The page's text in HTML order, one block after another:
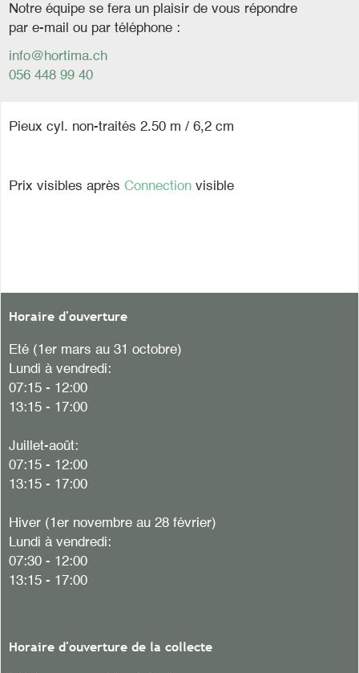
Notre équipe se fera un plaisir de vous répondre
par e-mail ou par téléphone :
info@hortima.ch
056 448 99 40
Pieux cyl. non-traités 2.50 m / 6,2 cm
Prix visibles après Connection visible
Horaire d'ouverture
Eté (1er mars au 31 octobre)
Lundi à vendredi:
07:15 - 12:00
13:15 - 17:00
Juillet-août:
07:15 - 12:00
13:15 - 17:00
Hiver (1er novembre au 28 février)
Lundi à vendredi:
07:30 - 12:00
13:15 - 17:00
Horaire d'ouverture de la collecte